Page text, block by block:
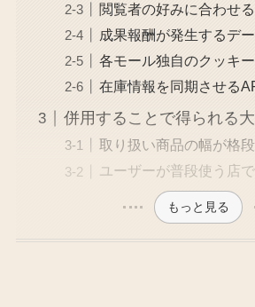
閲覧者の好みに合わせ
成果報酬が発生するデ
各モール独自のクッキ
在庫情報を同期させる
併用することで得られる
取り扱い商品の幅が格
ユーザーが普段使う店
もっと見る